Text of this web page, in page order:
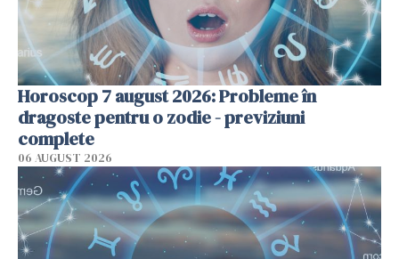
Horoscop 7 august 2026: Probleme în
dragoste pentru o zodie - previziuni
complete
06 AUGUST 2026